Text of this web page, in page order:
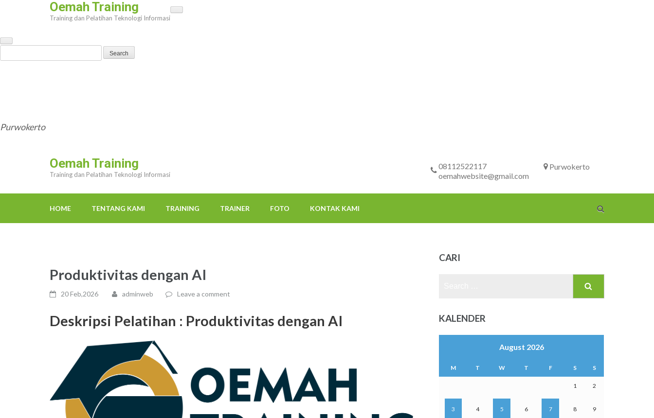
(Press
Enter)
Oemah Training
Training dan Pelatihan Teknologi Informasi
Purwokerto
Oemah Training
Training dan Pelatihan Teknologi Informasi
Purwokerto
08112522117
oemahwebsite@gmail.com
HOME TENTANG KAMI TRAINING TRAINER FOTO KONTAK KAMI
Produktivitas dengan AI
20 Feb,2026 adminweb Leave a comment
Deskripsi Pelatihan : Produktivitas dengan AI
CARI
Search
KALENDER
August 2026
M T W T F S S
1 2
3 4 5 6 7 8 9